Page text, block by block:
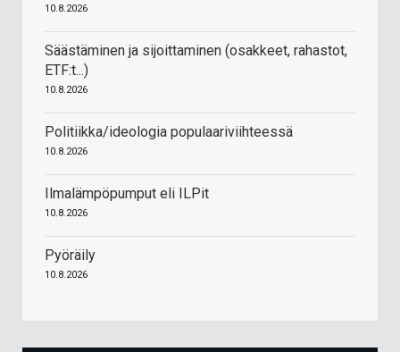
10.8.2026
Säästäminen ja sijoittaminen (osakkeet, rahastot,
ETF:t...)
10.8.2026
Politiikka/ideologia populaariviihteessä
10.8.2026
Ilmalämpöpumput eli ILPit
10.8.2026
Pyöräily
10.8.2026